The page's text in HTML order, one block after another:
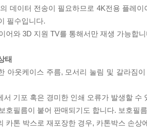
데이터 전송이 필요하므로 4K전용 플레
필수입니다.
어와 3D 지원 TV를 통해서만 재생 가능합니
태
아웃케이스 주름, 모서리 눌림 및 갈라짐
서 기포 혹은 경미한 인쇄 오류가 발생할 수
호필름이 붙어 판매되기도 합니다. 보호필
카톤 박스로 재포장한 경우, 카톤박스 손상